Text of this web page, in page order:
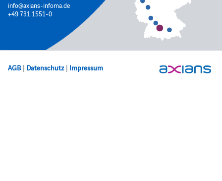
info@axians-infoma.de
+49 731 1551-0
AGB | Datenschutz | Impressum